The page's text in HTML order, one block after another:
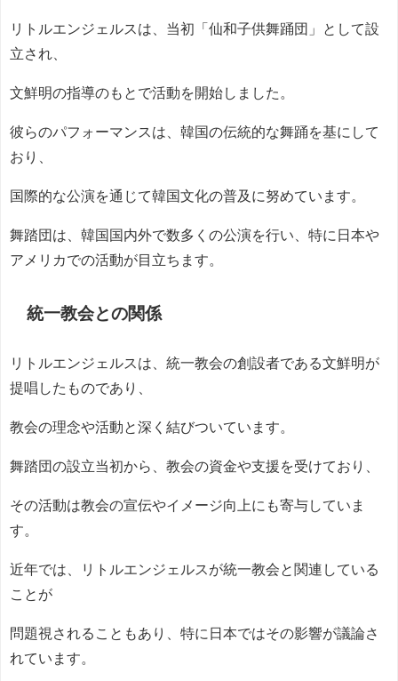
リトルエンジェルスは、当初「仙和子供舞踊団」として設
立され、
文鮮明の指導のもとで活動を開始しました。
彼らのパフォーマンスは、韓国の伝統的な舞踊を基にして
おり、
国際的な公演を通じて韓国文化の普及に努めています。
舞踏団は、韓国国内外で数多くの公演を行い、特に日本や
アメリカでの活動が目立ちます。
統一教会との関係
リトルエンジェルスは、統一教会の創設者である文鮮明が
提唱したものであり、
教会の理念や活動と深く結びついています。
舞踏団の設立当初から、教会の資金や支援を受けており、
その活動は教会の宣伝やイメージ向上にも寄与していま
す。
近年では、リトルエンジェルスが統一教会と関連している
ことが
問題視されることもあり、特に日本ではその影響が議論さ
れています。